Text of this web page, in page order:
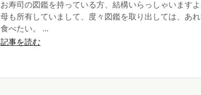
お寿司の図鑑を持っている方、結構いらっしゃいます
母も所有していまして、度々図鑑を取り出しては、あ
食べたい。 ...
記事を読む